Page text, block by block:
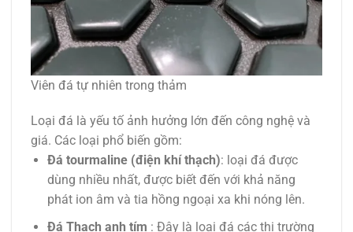
Viên đá tự nhiên trong thảm
Loại đá là yếu tố ảnh hưởng lớn đến công nghệ và
giá. Các loại phổ biến gồm:
Đá tourmaline (điện khí thạch): loại đá được
dùng nhiều nhất, được biết đến với khả năng
phát ion âm và tia hồng ngoại xa khi nóng lên.
Đá Thạch anh tím : Đây là loại đá các thị trường